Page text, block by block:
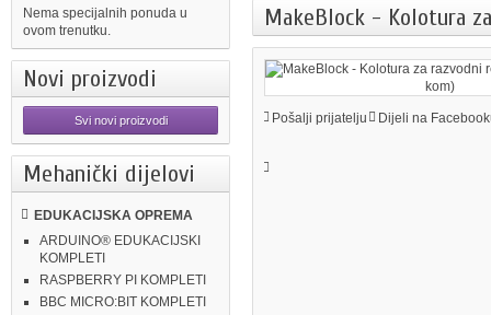
Nema specijalnih ponuda u
ovom trenutku.
Novi proizvodi
Svi novi proizvodi
Mehanički dijelovi
EDUKACIJSKA OPREMA
ARDUINO® EDUKACIJSKI
KOMPLETI
RASPBERRY PI KOMPLETI
BBC MICRO:BIT KOMPLETI
MakeBlock - Kolotura
Pošalji prijatelju Dijeli na